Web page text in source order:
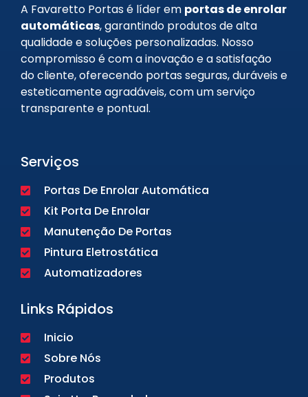
A Favaretto Portas é líder em portas de enrolar
automáticas, garantindo produtos de alta
qualidade e soluções personalizadas. Nosso
compromisso é com a inovação e a satisfação
do cliente, oferecendo portas seguras, duráveis e
esteticamente agradáveis, com um serviço
transparente e pontual.
Serviços
Portas De Enrolar Automática
Kit Porta De Enrolar
Manutenção De Portas
Pintura Eletrostática
Automatizadores
Links Rápidos
Inicio
Sobre Nós
Produtos